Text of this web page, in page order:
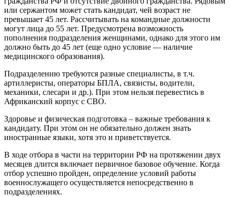
или сержантом может стать кандидат, чей возраст не
превышает 45 лет. Рассчитывать на командные должности
могут лица до 55 лет. Предусмотрена возможность
пополнения подразделения женщинами, однако для этого им
должно быть до 45 лет (еще одно условие — наличие
медицинского образования).
Подразделению требуются разные специалисты, в т.ч.
артиллеристы, операторы БПЛА, связисты, водители,
механики, слесари и др.). При этом нельзя перевестись в
Африканский корпус с СВО.
Здоровье и физическая подготовка – важные требования к
кандидату. При этом он не обязательно должен знать
иностранные языки, хотя это и приветствуется.
В ходе отбора в части на территории РФ на протяжении двух
месяцев длится включает первичное базовое обучение. Когда
отбор успешно пройден, определение условий работы
военнослужащего осуществляется непосредственно в
подразделениях.